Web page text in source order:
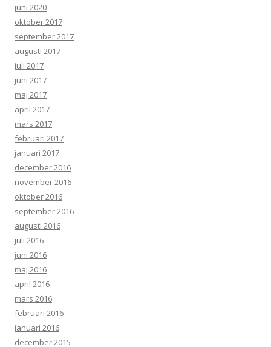
juni 2020
oktober 2017
september 2017
augusti 2017
juli 2017
juni 2017
maj 2017
april 2017
mars 2017
februari 2017
januari 2017
december 2016
november 2016
oktober 2016
september 2016
augusti 2016
juli 2016
juni 2016
maj 2016
april 2016
mars 2016
februari 2016
januari 2016
december 2015